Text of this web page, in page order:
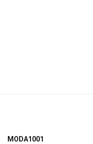
MODA1001